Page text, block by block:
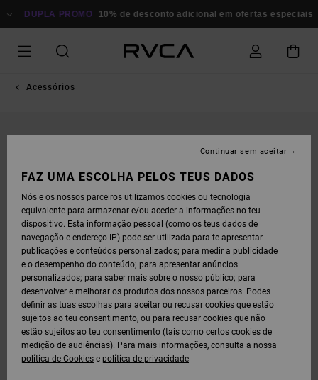
PARADUPLA PROMO 10% de desconto adicional em ofertas especiais
Acessórios
FAZ UMA ESCOLHA PELOS TEUS DADOS
Nós e os nossos parceiros utilizamos cookies ou tecnologia
equivalente para armazenar e/ou aceder a informações no teu
dispositivo. Esta informação pessoal (como os teus dados de
navegação e endereço IP) pode ser utilizada para te apresentar
publicações e conteúdos personalizados; para medir a publicidade
e o desempenho do conteúdo; para apresentar anúncios
personalizados; para saber mais sobre o nosso público; para
desenvolver e melhorar os produtos dos nossos parceiros. Podes
definir as tuas escolhas para aceitar ou recusar cookies que estão
sujeitos ao teu consentimento, ou para recusar cookies que não
estão sujeitos ao teu consentimento (tais como certos cookies de
medição de audiências). Para mais informações, consulta a nossa
política de Cookies e política de privacidade
Continuar sem aceitar